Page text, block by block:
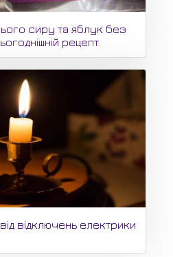
сиру та яблук без
рецепт.
відключень електрики